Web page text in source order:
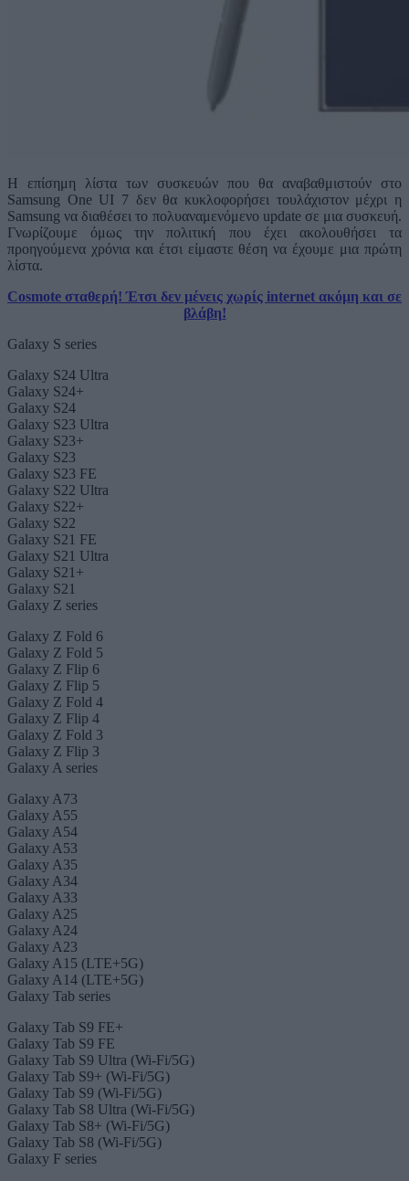
Η επίσημη λίστα των συσκευών που θα αναβαθμιστούν στο
Samsung One UΙ 7 δεν θα κυκλοφορήσει τουλάχιστον μέχρι η
Samsung να διαθέσει το πολυαναμενόμενο update σε μια συσκευή.
Γνωρίζουμε όμως την πολιτική που έχει ακολουθήσει τα
προηγούμενα χρόνια και έτσι είμαστε θέση να έχουμε μια πρώτη
λίστα.
Cosmote σταθερή! Έτσι δεν μένεις χωρίς internet ακόμη και σε
βλάβη!
Galaxy S series
Galaxy S24 Ultra
Galaxy S24+
Galaxy S24
Galaxy S23 Ultra
Galaxy S23+
Galaxy S23
Galaxy S23 FE
Galaxy S22 Ultra
Galaxy S22+
Galaxy S22
Galaxy S21 FE
Galaxy S21 Ultra
Galaxy S21+
Galaxy S21
Galaxy Z series
Galaxy Z Fold 6
Galaxy Z Fold 5
Galaxy Z Flip 6
Galaxy Z Flip 5
Galaxy Z Fold 4
Galaxy Z Flip 4
Galaxy Z Fold 3
Galaxy Z Flip 3
Galaxy A series
Galaxy A73
Galaxy A55
Galaxy A54
Galaxy A53
Galaxy A35
Galaxy A34
Galaxy A33
Galaxy A25
Galaxy A24
Galaxy A23
Galaxy A15 (LTE+5G)
Galaxy A14 (LTE+5G)
Galaxy Tab series
Galaxy Tab S9 FE+
Galaxy Tab S9 FE
Galaxy Tab S9 Ultra (Wi-Fi/5G)
Galaxy Tab S9+ (Wi-Fi/5G)
Galaxy Tab S9 (Wi-Fi/5G)
Galaxy Tab S8 Ultra (Wi-Fi/5G)
Galaxy Tab S8+ (Wi-Fi/5G)
Galaxy Tab S8 (Wi-Fi/5G)
Galaxy F series